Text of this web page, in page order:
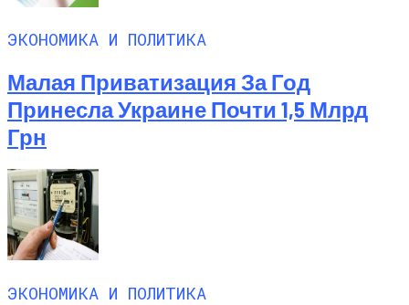
ЭКОНОМИКА И ПОЛИТИКА
Малая Приватизация За Год
Принесла Украине Почти 1,5 Млрд
Грн
ЭКОНОМИКА И ПОЛИТИКА